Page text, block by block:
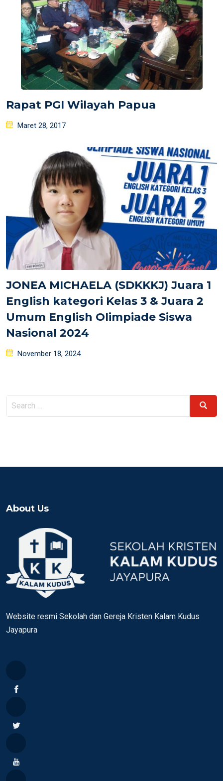
Rapat PGI Wilayah Papua
Posted
Maret 28, 2017
JONEA MICHAELA (SDKKKJ) Juara 1
English kategori Kelas 3 & Juara 2
Umum English Olimpiade Siswa
Nasional 2024
Posted
November 18, 2024
Search
Search
About Us
Website resmi Sekolah dan Gereja Kristen Kalam Kudus
Jayapura